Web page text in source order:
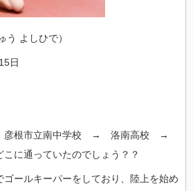
う よしひで）
日
彦根市立南中学校 → 洛南高校 →
通っていたのでしょう？？
ールキーパーをしており、陸上を始め